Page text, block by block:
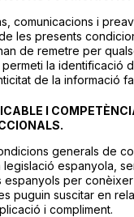
comunicacions i
les presents
de remetre per
la identificació
de la informació
I
generals de
espanyola,
espanyols per
puguin suscitar en
i compliment.